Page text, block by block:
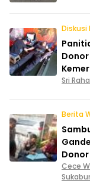
Diskusi
Sri
Berita
Cece